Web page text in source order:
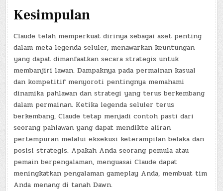
Kesimpulan
Claude telah memperkuat dirinya sebagai aset penting
dalam meta legenda seluler, menawarkan keuntungan
yang dapat dimanfaatkan secara strategis untuk
membanjiri lawan. Dampaknya pada permainan kasual
dan kompetitif menyoroti pentingnya memahami
dinamika pahlawan dan strategi yang terus berkembang
dalam permainan. Ketika legenda seluler terus
berkembang, Claude tetap menjadi contoh pasti dari
seorang pahlawan yang dapat mendikte aliran
pertempuran melalui eksekusi keterampilan belaka dan
posisi strategis. Apakah Anda seorang pemula atau
pemain berpengalaman, menguasai Claude dapat
meningkatkan pengalaman gameplay Anda, membuat tim
Anda menang di tanah Dawn.